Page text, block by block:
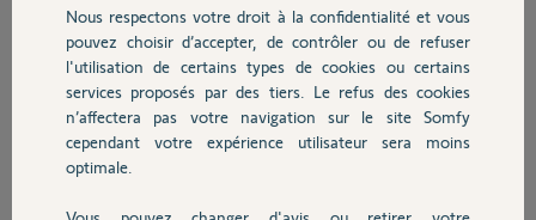
Chauffage
Autres produits
Réponses
https://www.somfy.fr/assistance/faq?question=quels-sont-l...
Nous respectons votre droit à la confidentialité et vous
pouvez choisir d’accepter, de contrôler ou de refuser
l'utilisation de certains types de cookies ou certains
services proposés par des tiers. Le refus des cookies
n’affectera pas votre navigation sur le site Somfy
cependant votre expérience utilisateur sera moins
optimale.